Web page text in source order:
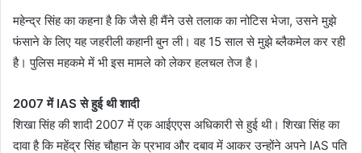
महेन्द्र सिंह का कहना है कि जैसे ही मैंने उसे तलाक का नोटिस भेजा, उसने मुझे
फंसाने के लिए यह जहरीली कहानी बुन ली। वह 15 साल से मुझे ब्लैकमेल कर रही
है। पुलिस महकमे में भी इस मामले को लेकर हलचल तेज है।
2007 में IAS से हुई थी शादी
शिखा सिंह की शादी 2007 में एक आईएएस अधिकारी से हुई थी। शिखा सिंह का
दावा है कि महेंद्र सिंह चौहान के प्रभाव और दबाव में आकर उन्होंने अपने IAS पति